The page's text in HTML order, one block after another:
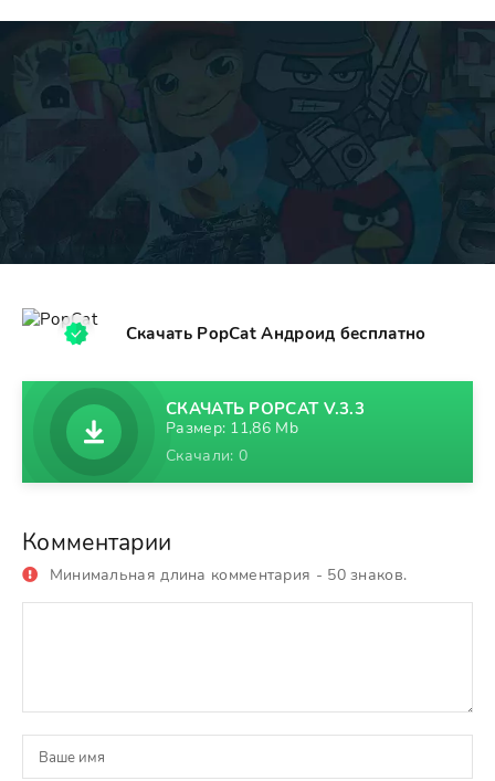
Скачать PopCat Андроид бесплатно
СКАЧАТЬ POPCAT V.3.3
Размер: 11,86 Mb
Скачали: 0
Комментарии
Минимальная длина комментария - 50 знаков.